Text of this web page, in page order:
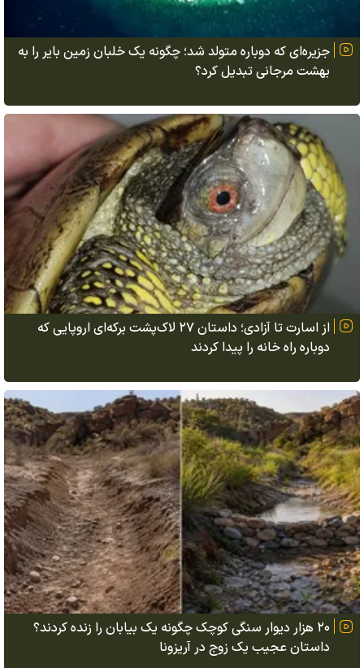
جزیره‌ای که دوباره متولد شد؛ چگونه یک خلبان زمین بایر را به
بهشت مرجانی تبدیل کرد؟
از اسارت تا آزادی؛ داستان ۲۷ لاک‌پشت برکه‌ای اروپایی که
دوباره راه خانه را پیدا کردند
۲۰ هزار دیوار سنگی کوچک چگونه یک بیابان را زنده کردند؟
داستان عجیب یک زوج در آریزونا